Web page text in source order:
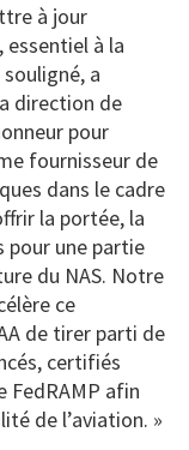
à jour
essentiel à la
a
direction de
pour
fournisseur de
dans le cadre
la portée, la
pour une partie
du NAS. Notre
ce
de tirer parti de
certifiés
FedRAMP afin
de l’aviation. »